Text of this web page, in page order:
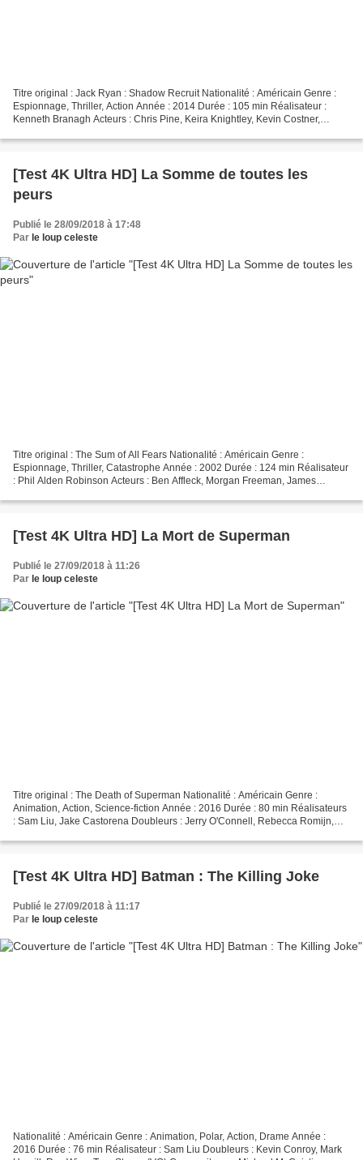
Titre original : Jack Ryan : Shadow Recruit Nationalité : Américain Genre :
Espionnage, Thriller, Action Année : 2014 Durée : 105 min Réalisateur :
Kenneth Branagh Acteurs : Chris Pine, Keira Knightley, Kevin Costner,
[Test 4K Ultra HD] La Somme de toutes les
peurs
Publié le 28/09/2018 à 17:48
Par le loup celeste
Titre original : The Sum of All Fears Nationalité : Américain Genre :
Espionnage, Thriller, Catastrophe Année : 2002 Durée : 124 min Réalisateur
: Phil Alden Robinson Acteurs : Ben Affleck, Morgan Freeman, James
[Test 4K Ultra HD] La Mort de Superman
Publié le 27/09/2018 à 11:26
Par le loup celeste
Titre original : The Death of Superman Nationalité : Américain Genre :
Animation, Action, Science-fiction Année : 2016 Durée : 80 min Réalisateurs
: Sam Liu, Jake Castorena Doubleurs : Jerry O'Connell, Rebecca Romijn,
[Test 4K Ultra HD] Batman : The Killing Joke
Publié le 27/09/2018 à 11:17
Par le loup celeste
Nationalité : Américain Genre : Animation, Polar, Action, Drame Année :
2016 Durée : 76 min Réalisateur : Sam Liu Doubleurs : Kevin Conroy, Mark